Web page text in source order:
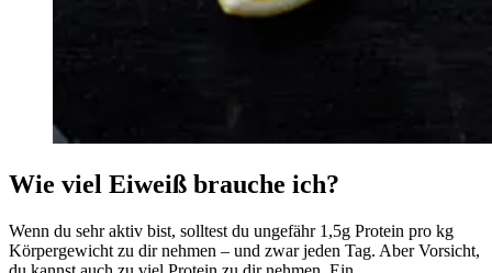
Wie viel Eiweiß brauche ich?
Wenn du sehr aktiv bist, solltest du ungefähr 1,5g Protein pro kg
Körpergewicht zu dir nehmen – und zwar jeden Tag. Aber Vorsicht,